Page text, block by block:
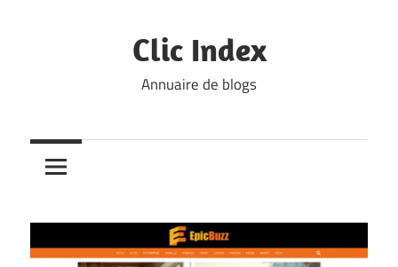
Clic Index
Annuaire de blogs